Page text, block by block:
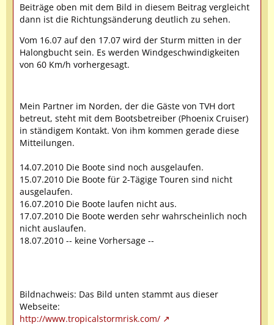
Beiträge oben mit dem Bild in diesem Beitrag vergleicht
dann ist die Richtungsänderung deutlich zu sehen.
Vom 16.07 auf den 17.07 wird der Sturm mitten in der
Halongbucht sein. Es werden Windgeschwindigkeiten
von 60 Km/h vorhergesagt.
Mein Partner im Norden, der die Gäste von TVH dort
betreut, steht mit dem Bootsbetreiber (Phoenix Cruiser)
in ständigem Kontakt. Von ihm kommen gerade diese
Mitteilungen.
14.07.2010 Die Boote sind noch ausgelaufen.
15.07.2010 Die Boote für 2-Tägige Touren sind nicht
ausgelaufen.
16.07.2010 Die Boote laufen nicht aus.
17.07.2010 Die Boote werden sehr wahrscheinlich noch
nicht auslaufen.
18.07.2010 -- keine Vorhersage --
Bildnachweis: Das Bild unten stammt aus dieser
Webseite:
http://www.tropicalstormrisk.com/